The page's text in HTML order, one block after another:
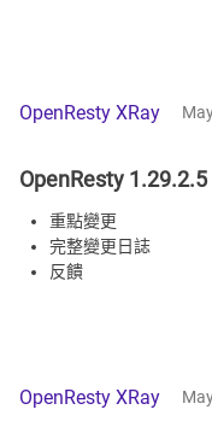
OpenResty XRay
OpenResty
重點變更
完整變更日誌
反饋
OpenResty XRay